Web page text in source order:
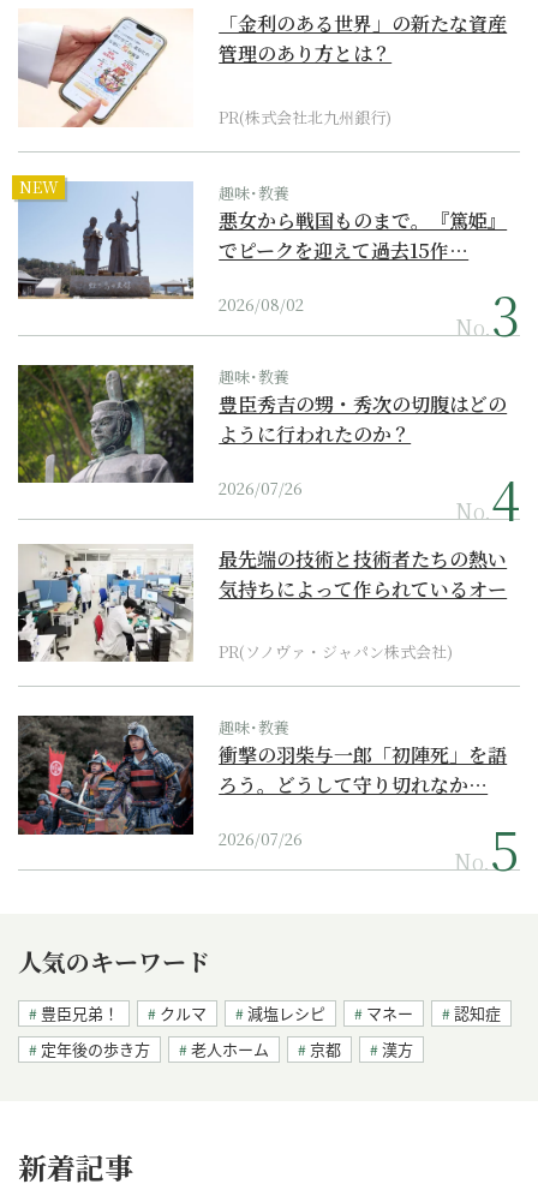
「金利のある世界」の新たな資産
管理のあり方とは？
PR(株式会社北九州銀行)
NEW 趣味･教養
悪女から戦国ものまで。『篤姫』
でピークを迎えて過去15作…
2026/08/02
No.
趣味･教養
豊臣秀吉の甥・秀次の切腹はどの
ように行われたのか？
2026/07/26
No.
最先端の技術と技術者たちの熱い
気持ちによって作られているオー
PR(ソノヴァ・ジャパン株式会社)
趣味･教養
衝撃の羽柴与一郎「初陣死」を語
ろう。どうして守り切れなか…
2026/07/26
No.
人気のキーワード
豊臣兄弟！ クルマ 減塩レシピ マネー
認知症
定年後の歩き方
老人ホーム 京都 漢方
新着記事